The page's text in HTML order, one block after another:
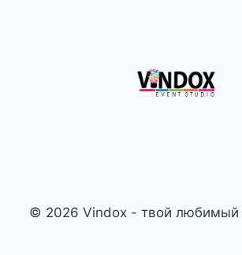
© 2026 Vindox - твой любимый